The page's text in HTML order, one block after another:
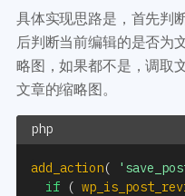
具体实现思路是，首先判
后判断当前编辑的是否为
略图，如果都不是，调取
文章的缩略图。
add_action(
if (